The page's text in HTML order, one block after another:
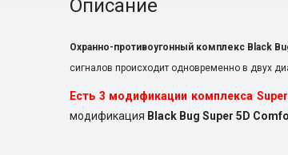
Описание
Охранно-противоугонный комплекс Black
сигналов происходит одновременно в двух
Есть 3 модификации комплекса
модификация Black Bug Super 5D